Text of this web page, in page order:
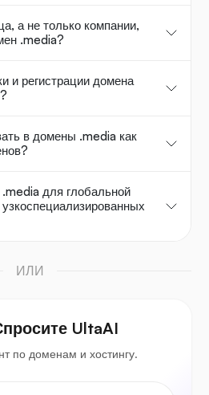
а не только компании,
.media?
и регистрации домена
в домены .media как
для глобальной
ИЛИ
UltaAI
по доменам и хостингу.